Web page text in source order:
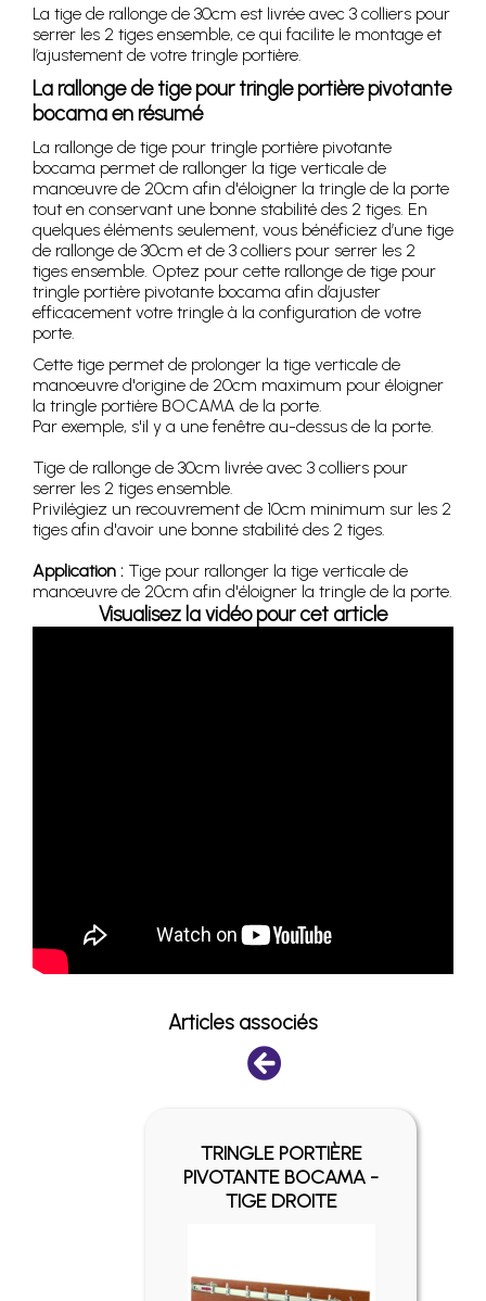
La tige de rallonge de 30cm est livrée avec 3 colliers pour
serrer les 2 tiges ensemble, ce qui facilite le montage et
l’ajustement de votre tringle portière.
La rallonge de tige pour tringle portière pivotante
bocama en résumé
La rallonge de tige pour tringle portière pivotante
bocama permet de rallonger la tige verticale de
manœuvre de 20cm afin d'éloigner la tringle de la porte
tout en conservant une bonne stabilité des 2 tiges. En
quelques éléments seulement, vous bénéficiez d’une tige
de rallonge de 30cm et de 3 colliers pour serrer les 2
tiges ensemble. Optez pour cette rallonge de tige pour
tringle portière pivotante bocama afin d’ajuster
efficacement votre tringle à la configuration de votre
porte.
Cette tige permet de prolonger la tige verticale de
manoeuvre d'origine de 20cm maximum pour éloigner
la tringle portière BOCAMA de la porte.
Par exemple, s'il y a une fenêtre au-dessus de la porte.
Tige de rallonge de 30cm livrée avec 3 colliers pour
serrer les 2 tiges ensemble.
Privilégiez un recouvrement de 10cm minimum sur les 2
tiges afin d'avoir une bonne stabilité des 2 tiges.
Application : Tige pour rallonger la tige verticale de
manœuvre de 20cm afin d'éloigner la tringle de la porte.
Visualisez la vidéo pour cet article
Articles associés
TRINGLE PORTIÈRE
PIVOTANTE BOCAMA -
TIGE DROITE